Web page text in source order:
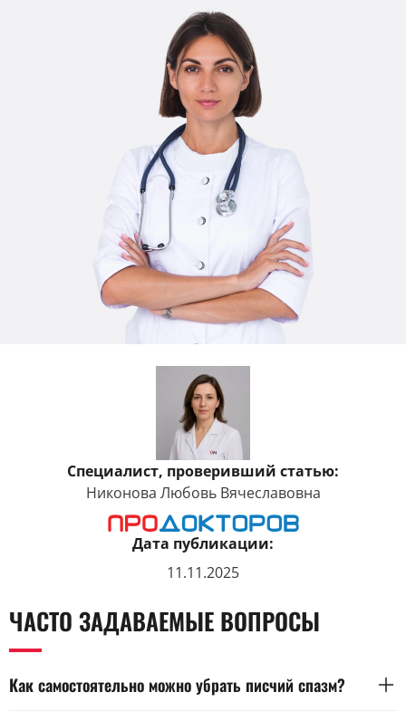
Специалист, проверивший статью:
Никонова Любовь Вячеславовна
Дата публикации:
11.11.2025
ЧАСТО ЗАДАВАЕМЫЕ ВОПРОСЫ
Как самостоятельно можно убрать писчий спазм?